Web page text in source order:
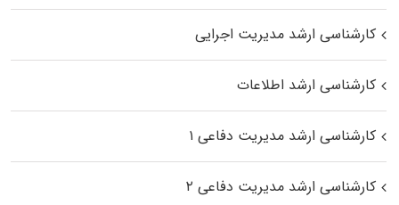
کارشناسی ارشد مدیریت اجرایی
کارشناسی ارشد اطلاعات
کارشناسی ارشد مدیریت دفاعی ۱
کارشناسی ارشد مدیریت دفاعی ۲